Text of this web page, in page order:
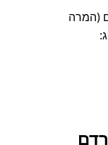
(המרה